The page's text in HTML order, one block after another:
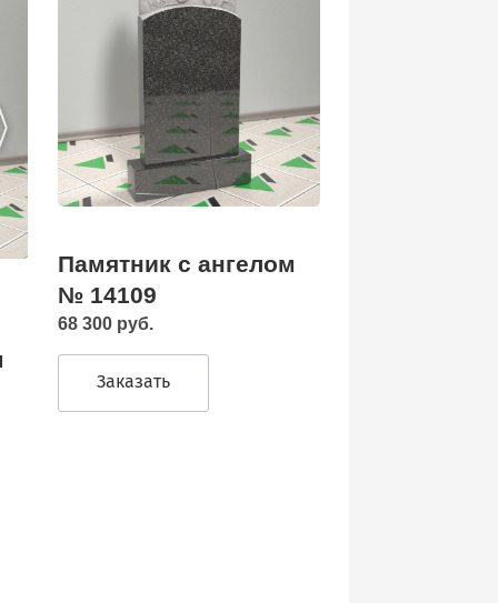
Памятник с ангелом
№ 14109
68 300 руб.
Заказать